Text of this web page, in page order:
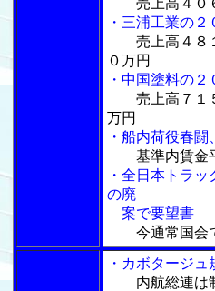
売上高４０
・三浦工業の
売上高４８
０万円
・中国塗料の
売上高７１
万円
・船内荷役春
基準内賃金
・全日本トラ
の廃
案で要望書
今通常国会
・カボタージ
内航総連は